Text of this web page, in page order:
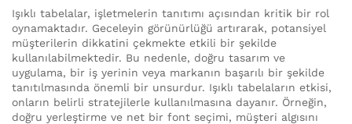
Işıklı tabelalar, işletmelerin tanıtımı açısından kritik bir rol
oynamaktadır. Geceleyin görünürlüğü artırarak, potansiyel
müşterilerin dikkatini çekmekte etkili bir şekilde
kullanılabilmektedir. Bu nedenle, doğru tasarım ve
uygulama, bir iş yerinin veya markanın başarılı bir şekilde
tanıtılmasında önemli bir unsurdur. Işıklı tabelaların etkisi,
onların belirli stratejilerle kullanılmasına dayanır. Örneğin,
doğru yerleştirme ve net bir font seçimi, müşteri algısını